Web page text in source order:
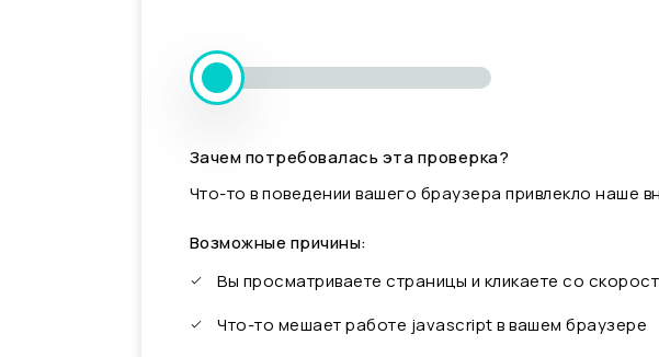
Зачем потребовалась эта проверка?
Что-то в поведении вашего браузера привлекло наше
Возможные причины:
Вы просматриваете страницы и кликаете со
Что-то мешает работе javascript в вашем браузере